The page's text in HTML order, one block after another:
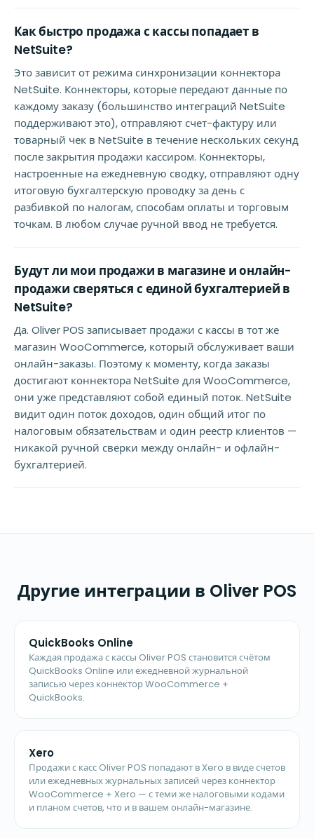
Как быстро продажа с кассы попадает в
NetSuite?
Это зависит от режима синхронизации коннектора
NetSuite. Коннекторы, которые передают данные по
каждому заказу (большинство интеграций NetSuite
поддерживают это), отправляют счет-фактуру или
товарный чек в NetSuite в течение нескольких секунд
после закрытия продажи кассиром. Коннекторы,
настроенные на ежедневную сводку, отправляют одну
итоговую бухгалтерскую проводку за день с
разбивкой по налогам, способам оплаты и торговым
точкам. В любом случае ручной ввод не требуется.
Будут ли мои продажи в магазине и онлайн-
продажи сверяться с единой бухгалтерией в
NetSuite?
Да. Oliver POS записывает продажи с кассы в тот же
магазин WooCommerce, который обслуживает ваши
онлайн-заказы. Поэтому к моменту, когда заказы
достигают коннектора NetSuite для WooCommerce,
они уже представляют собой единый поток. NetSuite
видит один поток доходов, один общий итог по
налоговым обязательствам и один реестр клиентов —
никакой ручной сверки между онлайн- и офлайн-
бухгалтерией.
Другие интеграции в Oliver POS
QuickBooks Online
Каждая продажа с кассы Oliver POS становится счётом
QuickBooks Online или ежедневной журнальной
записью через коннектор WooCommerce +
QuickBooks.
Xero
Продажи с касс Oliver POS попадают в Xero в виде счетов
или ежедневных журнальных записей через коннектор
WooCommerce + Xero — с теми же налоговыми кодами
и планом счетов, что и в вашем онлайн-магазине.